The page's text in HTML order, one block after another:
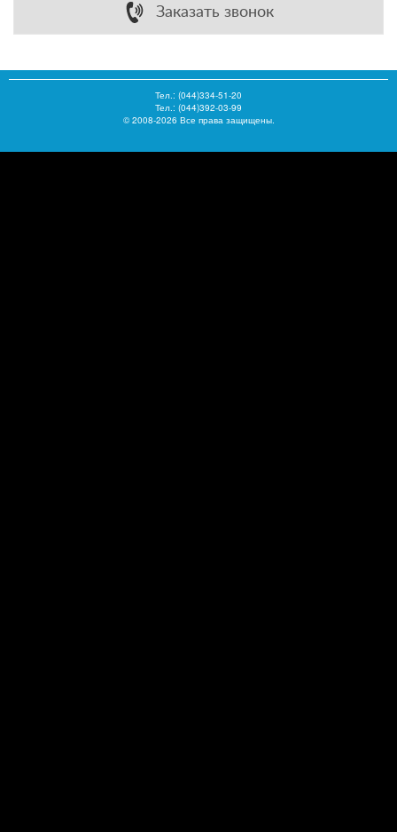
Заказать звонок
Тел.: (044)334-51-20
Тел.: (044)392-03-99
© 2008-2026 Все права защищены.